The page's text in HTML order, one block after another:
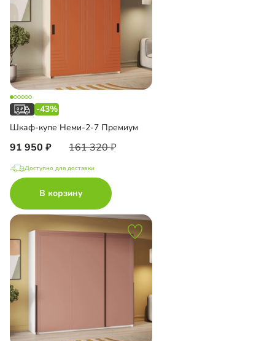
-43%
Шкаф-купе Неми-2-7 Премиум
91 950 161 320
Доступно для доставки
В корзину